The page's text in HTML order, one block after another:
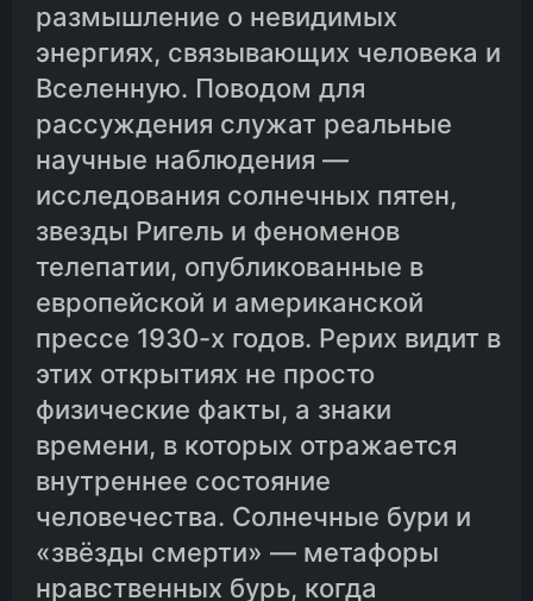
размышление о невидимых
энергиях, связывающих человека и
Вселенную. Поводом для
рассуждения служат реальные
научные наблюдения —
исследования солнечных пятен,
звезды Ригель и феноменов
телепатии, опубликованные в
европейской и американской
прессе 1930-х годов. Рерих видит в
этих открытиях не просто
физические факты, а знаки
времени, в которых отражается
внутреннее состояние
человечества. Солнечные бури и
«звёзды смерти» — метафоры
нравственных бурь, когда